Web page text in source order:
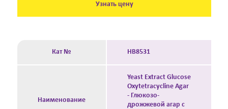
Узнать цену
Кат № HB8531
Наименование
Yeast Extract Glucose
Oxytetracycline Agar
- Глюкозо-
дрожжевой агар с